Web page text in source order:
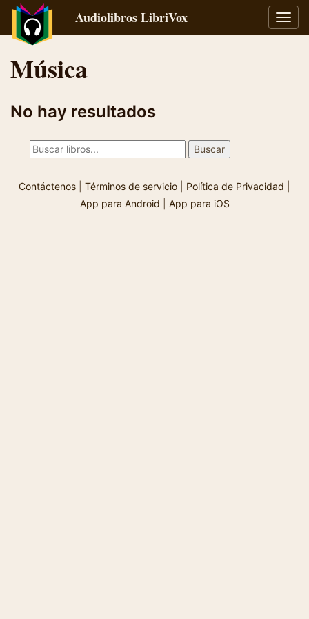
Audiolibros LibriVox
Música
No hay resultados
Contáctenos Términos de servicio Política de Privacidad
App para Android
App para iOS